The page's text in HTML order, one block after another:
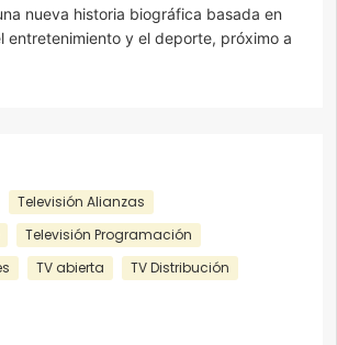
nueva historia biográfica basada en
entretenimiento y el deporte, próximo a
Televisión Alianzas
Televisión Programación
TV abierta
TV Distribución